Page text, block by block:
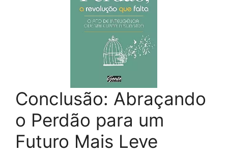
Conclusão: Abraçando
o Perdão para um
Futuro Mais Leve